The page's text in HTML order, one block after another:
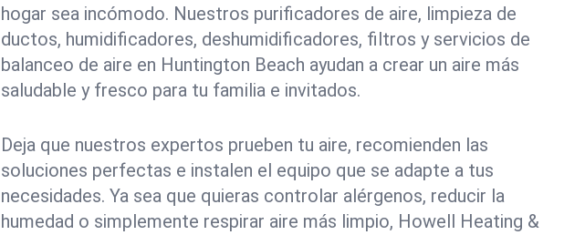
hogar sea incómodo. Nuestros purificadores de aire, limpieza de
ductos, humidificadores, deshumidificadores, filtros y servicios de
balanceo de aire en Huntington Beach ayudan a crear un aire más
saludable y fresco para tu familia e invitados.
Deja que nuestros expertos prueben tu aire, recomienden las
soluciones perfectas e instalen el equipo que se adapte a tus
necesidades. Ya sea que quieras controlar alérgenos, reducir la
humedad o simplemente respirar aire más limpio, Howell Heating &